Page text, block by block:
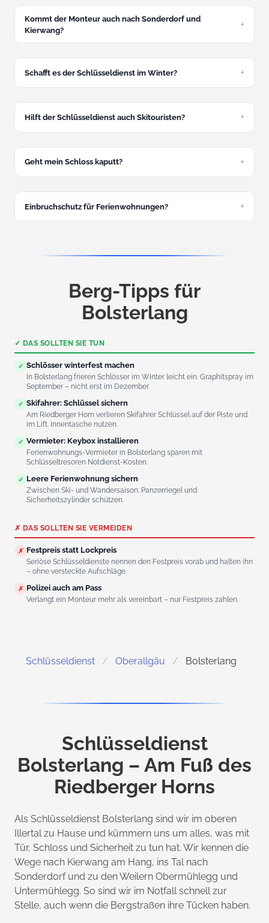
Kommt der Monteur auch nach Sonderdorf und
Kierwang?
Zufahrten.
Schafft es der Schlüsseldienst im Winter?
von der Illertal-Seite.
Hilft der Schlüsseldienst auch Skitouristen?
Geht mein Schloss kaputt?
Einbruchschutz für Ferienwohnungen?
Berg-Tipps für
Bolsterlang
✓ DAS SOLLTEN SIE TUN
✓ Schlösser winterfest machen
In Bolsterlang frieren Schlösser im Winter leicht ein. Graphitspray im
September – nicht erst im Dezember.
✓ Skifahrer: Schlüssel sichern
Am Riedberger Horn verlieren Skifahrer Schlüssel auf der Piste und
im Lift. Innentasche nutzen.
✓ Vermieter: Keybox installieren
Ferienwohnungs-Vermieter in Bolsterlang sparen mit
Schlüsseltresoren Notdienst-Kosten.
✓ Leere Ferienwohnung sichern
Zwischen Ski- und Wandersaison: Panzerriegel und
Sicherheitszylinder schützen.
✗ DAS SOLLTEN SIE VERMEIDEN
✗ Festpreis statt Lockpreis
Seriöse Schlüsseldienste nennen den Festpreis vorab und halten ihn
– ohne versteckte Aufschläge.
✗ Polizei auch am Pass
Verlangt ein Monteur mehr als vereinbart – nur Festpreis zahlen.
Schlüsseldienst Oberallgäu Bolsterlang
Schlüsseldienst
Bolsterlang – Am Fuß des
Riedberger Horns
Als Schlüsseldienst Bolsterlang sind wir im oberen
Illertal zu Hause und kümmern uns um alles, was mit
Tür, Schloss und Sicherheit zu tun hat. Wir kennen die
Wege nach Kierwang am Hang, ins Tal nach
Sonderdorf und zu den Weilern Obermühlegg und
Untermühlegg. So sind wir im Notfall schnell zur
Stelle, auch wenn die Bergstraßen ihre Tücken haben.